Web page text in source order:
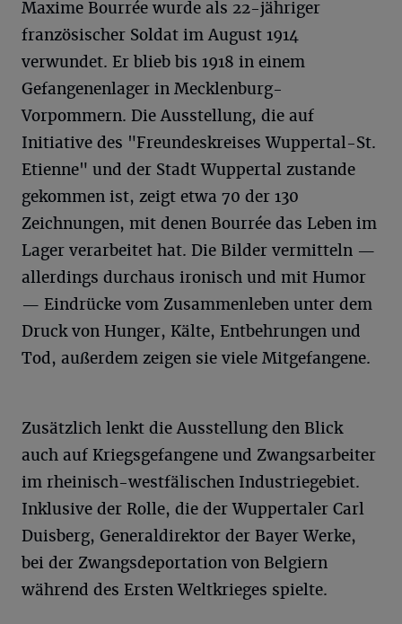
Maxime Bourrée wurde als 22-jähriger
französischer Soldat im August 1914
verwundet. Er blieb bis 1918 in einem
Gefangenenlager in Mecklenburg-
Vorpommern. Die Ausstellung, die auf
Initiative des "Freundeskreises Wuppertal-St.
Etienne" und der Stadt Wuppertal zustande
gekommen ist, zeigt etwa 70 der 130
Zeichnungen, mit denen Bourrée das Leben im
Lager verarbeitet hat. Die Bilder vermitteln —
allerdings durchaus ironisch und mit Humor
— Eindrücke vom Zusammenleben unter dem
Druck von Hunger, Kälte, Entbehrungen und
Tod, außerdem zeigen sie viele Mitgefangene.
Zusätzlich lenkt die Ausstellung den Blick
auch auf Kriegsgefangene und Zwangsarbeiter
im rheinisch-westfälischen Industriegebiet.
Inklusive der Rolle, die der Wuppertaler Carl
Duisberg, Generaldirektor der Bayer Werke,
bei der Zwangsdeportation von Belgiern
während des Ersten Weltkrieges spielte.